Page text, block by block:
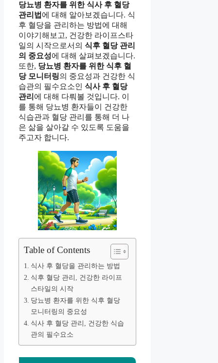
당뇨병 환자를 위한 식사 후 혈당
관리법 에 대해 알아보겠습니다. 식
후 혈당을 관리하는 방법에 대해
이야기해보고, 건강한 라이프스타
일의 시작으로서의 식후 혈당 관리
의 중요성에 대해 살펴보겠습니다.
또한, 당뇨병 환자를 위한 식후 혈
당 모니터링의 중요성과 건강한 식
습관의 필수요소인 식사 후 혈당
관리 에 대해 다뤄볼 것입니다. 이
를 통해 당뇨병 환자들이 건강한
식습관과 혈당 관리를 통해 더 나
은 삶을 살아갈 수 있도록 도움을
주고자 합니다.
Table of Contents
식사 후 혈당을 관리하는 방법
식후 혈당 관리, 건강한 라이프
스타일의 시작
당뇨병 환자를 위한 식후 혈당
모니터링의 중요성
식사 후 혈당 관리, 건강한 식습
관의 필수요소